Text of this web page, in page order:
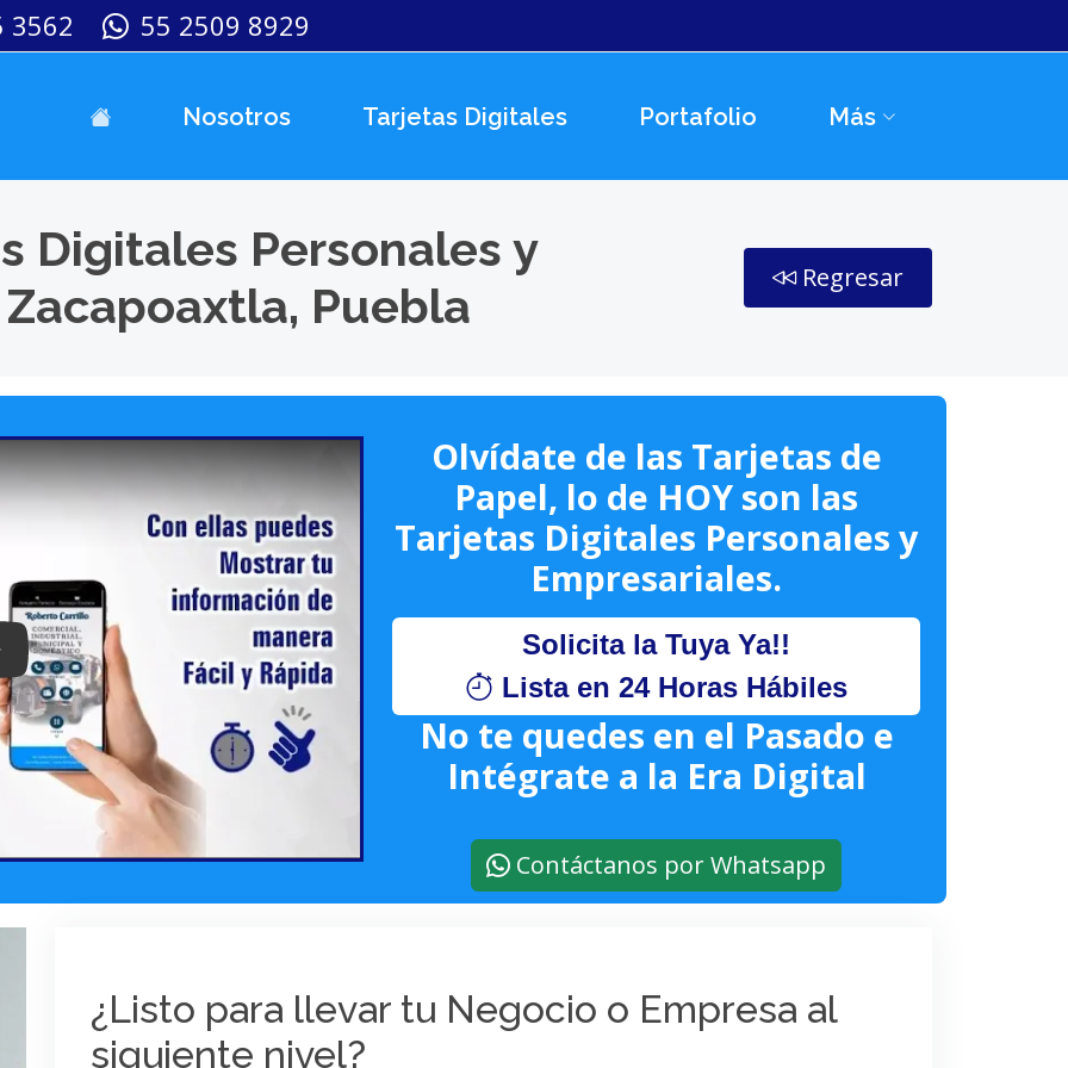
3562 55 2509 8929
Nosotros Tarjetas Digitales Portafolio Más
Digitales Personales y
Puebla
Regresar
Keynote (Google I/O '18)
Olvídate de las Tarjetas de
Papel, lo de HOY son las
Tarjetas Digitales Personales y
Empresariales.
Solicita la Tuya Ya!!
Lista en 24 Horas Hábiles
No te quedes en el Pasado e
Intégrate a la Era Digital
Contáctanos por Whatsapp
¿Listo para llevar tu Negocio o Empresa al
siguiente nivel?